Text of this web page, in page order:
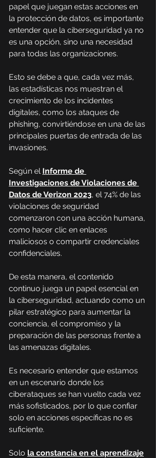
papel que juegan estas acciones en
la protección de datos, es importante
entender que la ciberseguridad ya no
es una opción, sino una necesidad
para todas las organizaciones.
Esto se debe a que, cada vez más,
las estadísticas nos muestran el
crecimiento de los incidentes
digitales, como los ataques de
phishing, convirtiéndose en una de las
principales puertas de entrada de las
invasiones.
Según el Informe de
Investigaciones de Violaciones de
Datos de Verizon 2023, el 74% de las
violaciones de seguridad
comenzaron con una acción humana,
como hacer clic en enlaces
maliciosos o compartir credenciales
confidenciales.
De esta manera, el contenido
continuo juega un papel esencial en
la ciberseguridad, actuando como un
pilar estratégico para aumentar la
conciencia, el compromiso y la
preparación de las personas frente a
las amenazas digitales.
Es necesario entender que estamos
en un escenario donde los
ciberataques se han vuelto cada vez
más sofisticados, por lo que confiar
solo en acciones específicas no es
suficiente.
Solo la constancia en el aprendizaje